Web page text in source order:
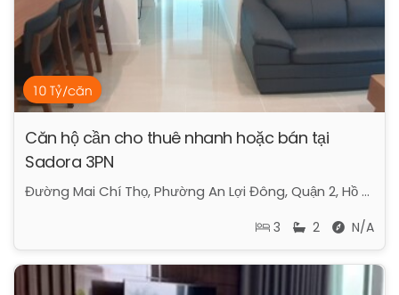
10 Tỷ/căn
Căn hộ cần cho thuê nhanh hoặc bán tại
Sadora 3PN
Đường Mai Chí Thọ, Phường An Lợi Đông, Quận 2, Hồ Chí Minh
3 2 N/A